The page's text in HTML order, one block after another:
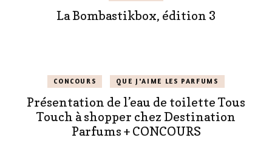
La Bombastikbox, édition 3
CONCOURS QUE J'AIME LES PARFUMS
Présentation de l’eau de toilette Tous
Touch à shopper chez Destination
Parfums + CONCOURS